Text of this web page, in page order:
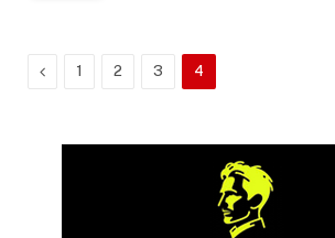
Precedente
1 2 3 4